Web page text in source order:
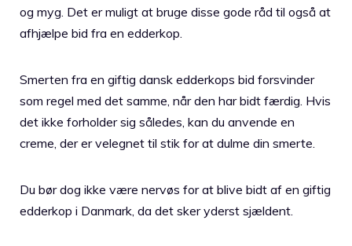
og myg. Det er muligt at bruge disse gode råd til også at
afhjælpe bid fra en edderkop.
Smerten fra en giftig dansk edderkops bid forsvinder
som regel med det samme, når den har bidt færdig. Hvis
det ikke forholder sig således, kan du anvende en
creme, der er velegnet til stik for at dulme din smerte.
Du bør dog ikke være nervøs for at blive bidt af en giftig
edderkop i Danmark, da det sker yderst sjældent.